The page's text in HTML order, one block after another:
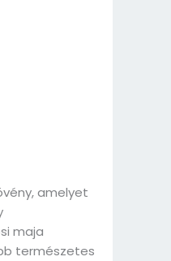
amelyet
maja
természetes